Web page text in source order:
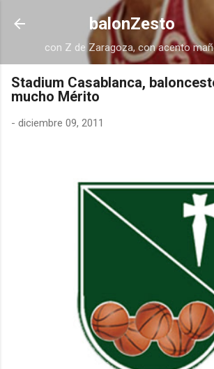
Ir al contenido principal
balonZesto
con Z de Zaragoza, con acento
Stadium Casablanca,
mucho Mérito
- diciembre 09, 2011